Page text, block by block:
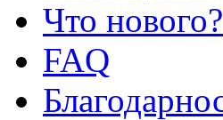
Что нового?
FAQ